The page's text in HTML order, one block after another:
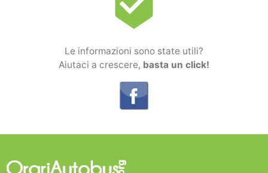
Le informazioni sono state utili?
Aiutaci a crescere, basta un click!